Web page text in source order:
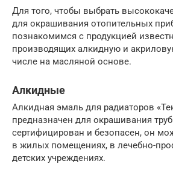
Для того, чтобы выбрать
для окрашивания отопительных
познакомимся с продукцией
производящих алкидную и
числе на масляной основе.
Алкидные
Алкидная эмаль для радиаторов
предназначен для окрашивания
сертифицирован и безопасен, он
в жилых помещениях, в лечебно-
детских учреждениях.